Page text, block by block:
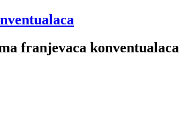
franjevaca konventualaca